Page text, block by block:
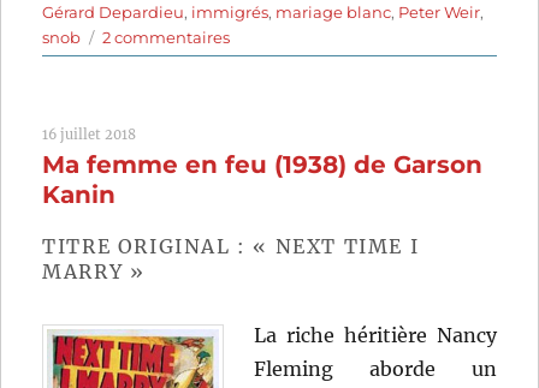
Gérard Depardieu, immigrés, mariage blanc, Peter Weir,
snob
2 commentairessur
Green
Peter
16 juillet 2018
Ma femme en feu (1938) de Garson
Kanin
TITRE ORIGINAL : « NEXT TIME I
MARRY »
La riche héritière Nancy
Fleming aborde un